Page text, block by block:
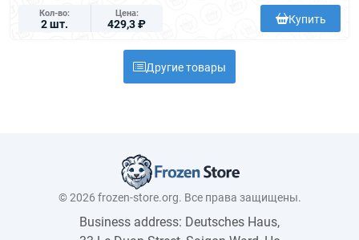
Кол-во
2 шт.
Цена
429,3 ₽ Купить
Другие товары
© 2026 frozen-store.org. Все права защищены.
Business address: Deutsches Haus,